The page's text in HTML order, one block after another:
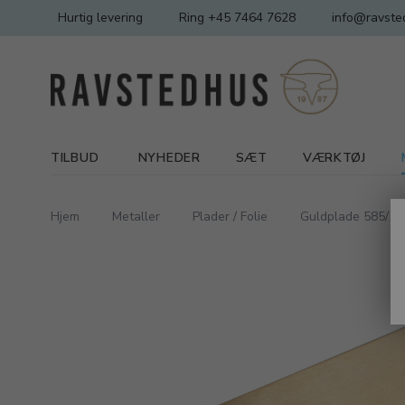
Hurtig levering Ring +45 7464 7628
TILBUD NYHEDER SÆT VÆRKTØJ
Hjem Metaller Plader / Folie Guldplade 585/